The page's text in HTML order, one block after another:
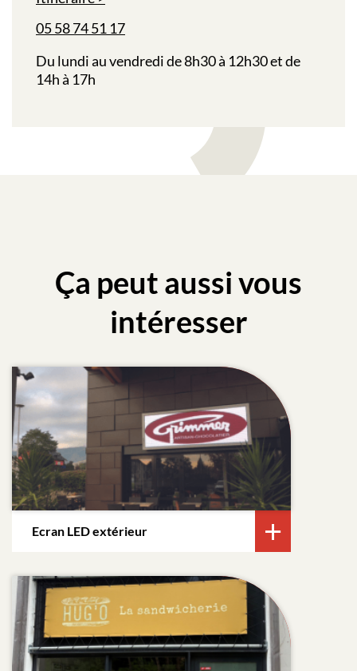
05 58 74 51 17
Du lundi au vendredi de 8h30 à 12h30 et de
14h à 17h
Ça peut aussi vous
intéresser
Ecran LED extérieur